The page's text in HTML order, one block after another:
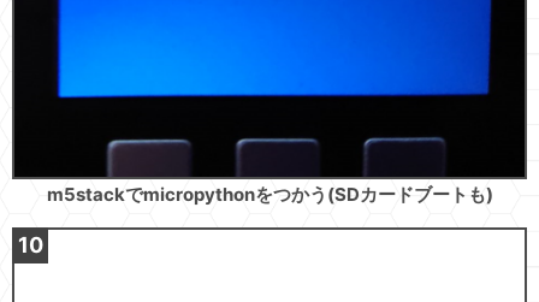
m5stackでmicropythonをつかう(SDカードブートも)